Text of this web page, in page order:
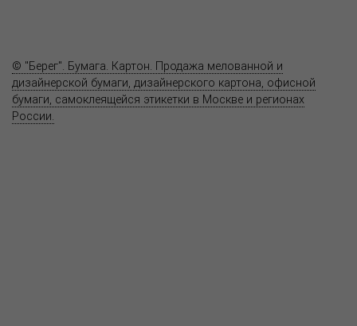
© "Берег". Бумага. Картон. Продажа мелованной и
дизайнерской бумаги, дизайнерского картона, офисной
бумаги, самоклеящейся этикетки в Москве и регионах
России.